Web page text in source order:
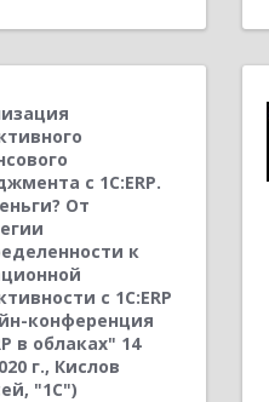
с 1С:ERP.
От
к
с 1С:ERP
конференция
в облаках" 14
г., Кислов
"1С")